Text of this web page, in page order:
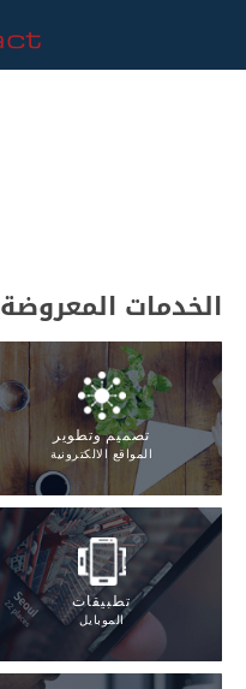
الخدمات المعروضة
تصميم وتطوير
المواقع الالكترونية
تطبيقات
الموبايل